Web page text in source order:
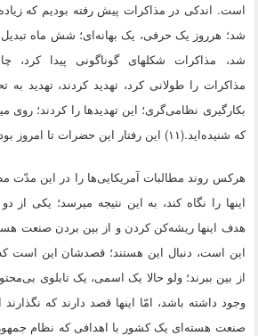
است. اندکى در مذاکرات پیش رفته بودیم که
شد؛ هرروز یک حرفى، یک بهانه‌اى؛ شش ماه
شد، مذاکرات شکلهاى گوناگونى پیدا کرد،
مذاکرات را طولانى کرد، تهدید کردند، تهدید به
بکارگیرى نظامى‌گرى؛ این تهدیدها را کردند؛ روى
که شنیده‌اید.(۱۱) این رفتار این حضرات تا امروز بوده.
هرکس روند مطالبات آمریکایى‌ها را در این مدّت
اینها را نگاه کند، به این نتیجه میرسد؛ یکى
هدف اینها ریشه‌کن کردن و از بین بردن صنعت
این است، دنبال این هستند؛ قصدشان این است
از بین ببرند؛ ولو حالا یک اسمى، یک تابلوى
وجود داشته باشد، امّا اینها قصد دارند که
صنعت هسته‌اى یک کشور با اهدافى که نظام